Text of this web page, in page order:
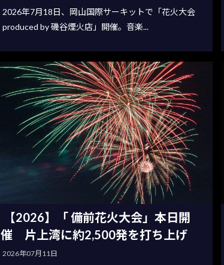
2026年7月18日、岡山国際サーキットで「花火大会
produced by 磯谷煙火店」開催。音楽...
【2026】「 備前花火大会」本日開
催 片上湾に約2,500発を打ち上げ
2026年07月11日